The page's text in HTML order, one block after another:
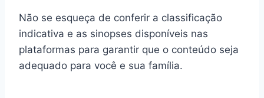
Não se esqueça de conferir a classificação
indicativa e as sinopses disponíveis nas
plataformas para garantir que o conteúdo seja
adequado para você e sua família.